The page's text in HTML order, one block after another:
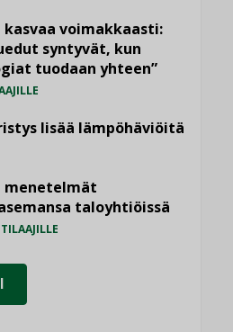
voimakkaasti:
syntyvät, kun
tuodaan yhteen”
lisää lämpöhäviöitä
menetelmät
taloyhtiöissä
TILAAJILLE